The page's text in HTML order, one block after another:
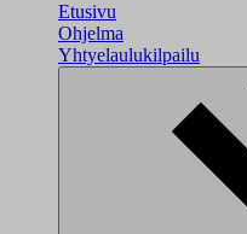
Etusivu
Ohjelma
Yhtyelaulukilpailu